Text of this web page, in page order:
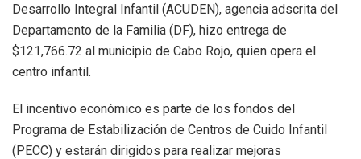
Desarrollo Integral Infantil (ACUDEN), agencia adscrita del
Departamento de la Familia (DF), hizo entrega de
$121,766.72 al municipio de Cabo Rojo, quien opera el
centro infantil.
El incentivo económico es parte de los fondos del
Programa de Estabilización de Centros de Cuido Infantil
(PECC) y estarán dirigidos para realizar mejoras